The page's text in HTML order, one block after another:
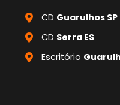
CD Guarulhos SP
CD Serra ES
Escritório